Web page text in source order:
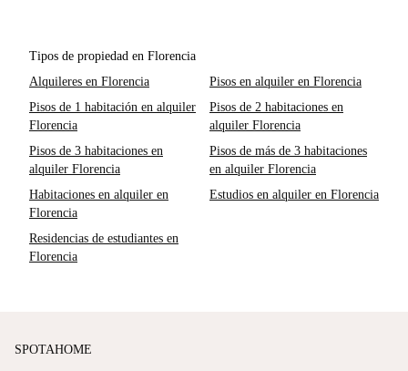
Tipos de propiedad en Florencia
Alquileres en Florencia
Pisos en alquiler en Florencia
Pisos de 1 habitación en alquiler
Florencia
Pisos de 2 habitaciones en
alquiler Florencia
Pisos de 3 habitaciones en
alquiler Florencia
Pisos de más de 3 habitaciones
en alquiler Florencia
Habitaciones en alquiler en
Florencia
Estudios en alquiler en Florencia
Residencias de estudiantes en
Florencia
SPOTAHOME